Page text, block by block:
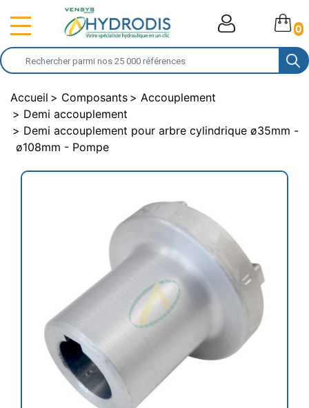
0
Accueil Composants
Accouplement
Demi accouplement
Demi accouplement pour arbre cylindrique ø35mm -
ø108mm - Pompe